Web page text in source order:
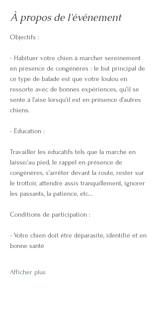
À propos de l'événement
Objectifs :
- Habituer votre chien à marcher sereinement
en présence de congénères : le but principal de
ce type de balade est que votre loulou en
ressorte avec de bonnes expériences, qu’il se
sente à l’aise lorsqu’il est en présence d’autres
chiens.
- Éducation :
Travailler les éducatifs tels que la marche en
laisse/au pied, le rappel en présence de
congénères, s’arrêter devant la route, rester sur
le trottoir, attendre assis tranquillement, ignorer
les passants, la patience, etc...
Conditions de participation :
- Votre chien doit être déparasité, identifié et en
bonne santé
Afficher plus